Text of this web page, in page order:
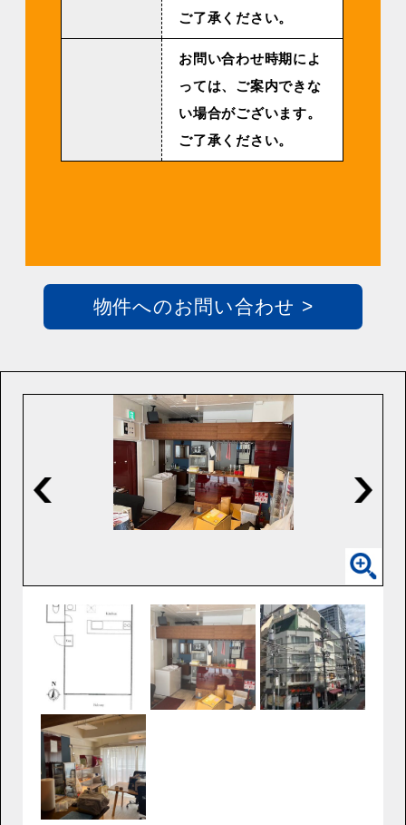
ご了承ください。
お問い合わせ時期によ
っては、ご案内できな
い場合がございます。
ご了承ください。
物件へのお問い合わせ >